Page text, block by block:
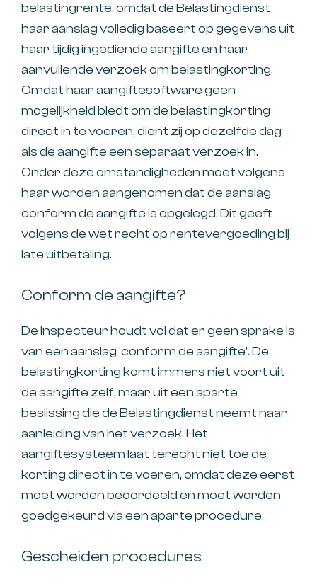
belastingrente, omdat de Belastingdienst
haar aanslag volledig baseert op gegevens uit
haar tijdig ingediende aangifte en haar
aanvullende verzoek om belastingkorting.
Omdat haar aangiftesoftware geen
mogelijkheid biedt om de belastingkorting
direct in te voeren, dient zij op dezelfde dag
als de aangifte een separaat verzoek in.
Onder deze omstandigheden moet volgens
haar worden aangenomen dat de aanslag
conform de aangifte is opgelegd. Dit geeft
volgens de wet recht op rentevergoeding bij
late uitbetaling.
Conform de aangifte?
De inspecteur houdt vol dat er geen sprake is
van een aanslag 'conform de aangifte'. De
belastingkorting komt immers niet voort uit
de aangifte zelf, maar uit een aparte
beslissing die de Belastingdienst neemt naar
aanleiding van het verzoek. Het
aangiftesysteem laat terecht niet toe de
korting direct in te voeren, omdat deze eerst
moet worden beoordeeld en moet worden
goedgekeurd via een aparte procedure.
Gescheiden procedures